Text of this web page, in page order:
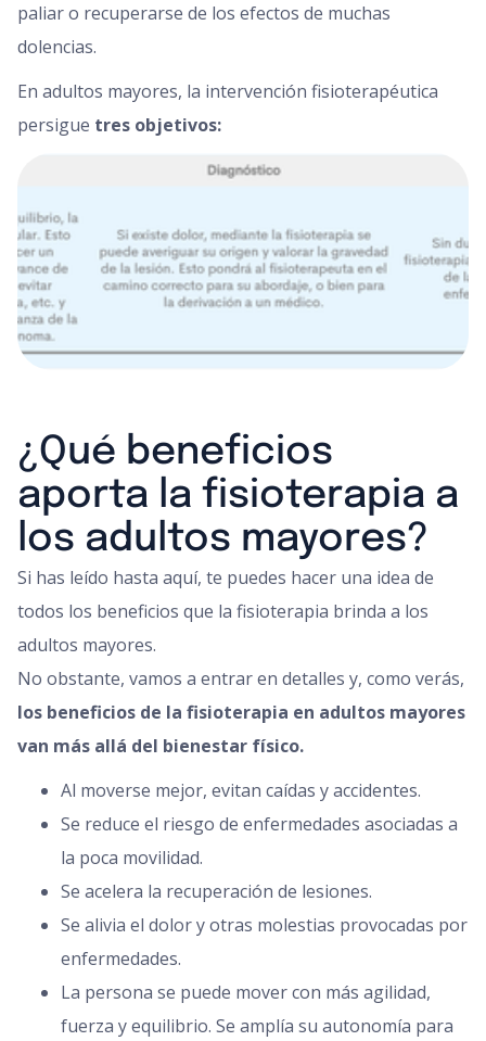
paliar o recuperarse de los efectos de muchas
dolencias.
En adultos mayores, la intervención fisioterapéutica
persigue tres objetivos:
¿Qué beneficios
aporta la fisioterapia a
los adultos mayores?
Si has leído hasta aquí, te puedes hacer una idea de
todos los beneficios que la fisioterapia brinda a los
adultos mayores.
No obstante, vamos a entrar en detalles y, como verás,
los beneficios de la fisioterapia en adultos mayores
van más allá del bienestar físico.
Al moverse mejor, evitan caídas y accidentes.
Se reduce el riesgo de enfermedades asociadas a
la poca movilidad.
Se acelera la recuperación de lesiones.
Se alivia el dolor y otras molestias provocadas por
enfermedades.
La persona se puede mover con más agilidad,
fuerza y equilibrio. Se amplía su autonomía para